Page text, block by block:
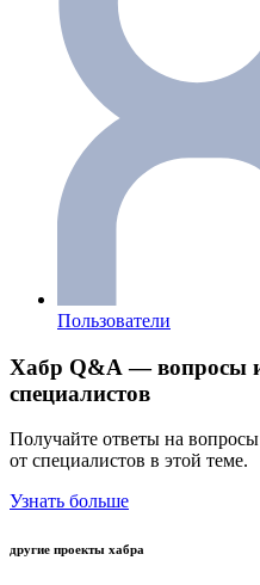
Пользователи
Хабр Q&A — вопросы
специалистов
Получайте ответы на
от специалистов в этой теме.
Узнать больше
другие проекты хабра